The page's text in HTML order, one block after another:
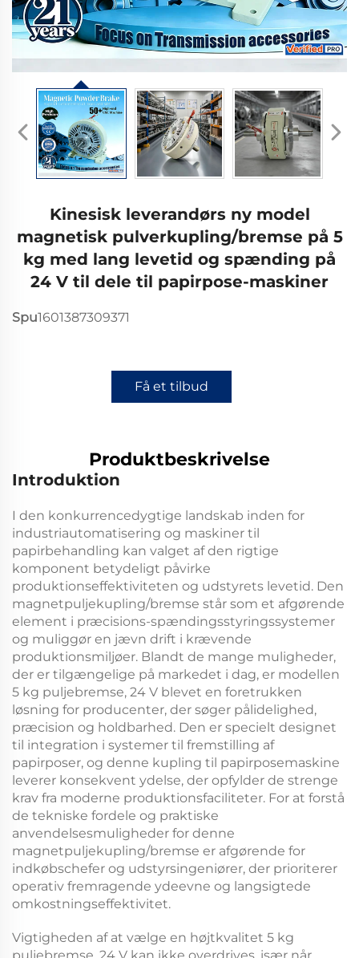
Kinesisk leverandørs ny model
magnetisk pulverkupling/bremse på 5
kg med lang levetid og spænding på
24 V til dele til papirpose-maskiner
Spu1601387309371
Få et tilbud
Produktbeskrivelse
Introduktion
I den konkurrencedygtige landskab inden for
industriautomatisering og maskiner til
papirbehandling kan valget af den rigtige
komponent betydeligt påvirke
produktionseffektiviteten og udstyrets levetid. Den
magnetpuljekupling/bremse står som et afgørende
element i præcisions-spændingsstyringssystemer
og muliggør en jævn drift i krævende
produktionsmiljøer. Blandt de mange muligheder,
der er tilgængelige på markedet i dag, er modellen
5 kg puljebremse, 24 V blevet en foretrukken
løsning for producenter, der søger pålidelighed,
præcision og holdbarhed. Den er specielt designet
til integration i systemer til fremstilling af
papirposer, og denne kupling til papirposemaskine
leverer konsekvent ydelse, der opfylder de strenge
krav fra moderne produktionsfaciliteter. For at forstå
de tekniske fordele og praktiske
anvendelsesmuligheder for denne
magnetpuljekupling/bremse er afgørende for
indkøbschefer og udstyrsingeniører, der prioriterer
operativ fremragende ydeevne og langsigtede
omkostningseffektivitet.
Vigtigheden af at vælge en højtkvalitet 5 kg
puljebremse, 24 V kan ikke overdrives, især når